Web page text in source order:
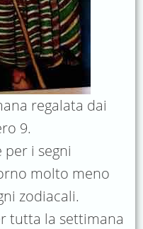
regalata dai
9.
i segni
molto meno
zodiacali.
tutta la settimana